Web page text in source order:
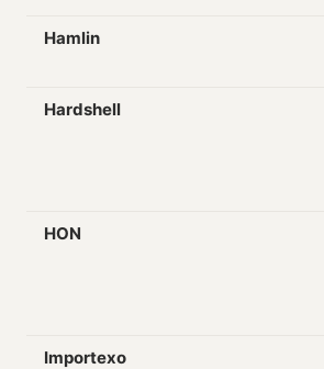
Hamlin
Hardshell
HON
Importexo